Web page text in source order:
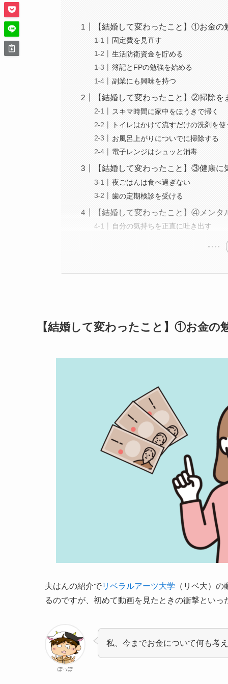
【結婚して変わったこと】①お金の
固定費を見直す
生活防衛資金を貯める
簿記とFPの勉強を始める
副業にも興味を持つ
【結婚して変わったこと】②掃除を
スキマ時間に家中をほうきで掃く
トイレはかけて流すだけの洗剤を使
お風呂上がりについでに掃除する
電子レンジはシュッと消毒
【結婚して変わったこと】③健康に
夜ごはんは食べ過ぎない
歯の定期検診を受ける
【結婚して変わったこと】④メン
自分の気持ちを正直に吐き出す
【結婚して変わったこと】①お金の
夫はんの紹介でリベラルアーツ大学 （リベ大）
るのですが、初めて動画を見たときの衝撃とい
ぽっぽ
私、今までお金について何も考